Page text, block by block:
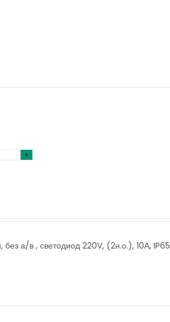
а/в , светодиод 220V, (2н.о.), 10А, IP65